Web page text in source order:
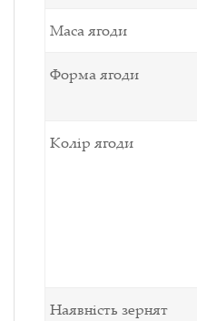
Маса ягоди
Форма ягоди
Колір ягоди
Наявність зернят